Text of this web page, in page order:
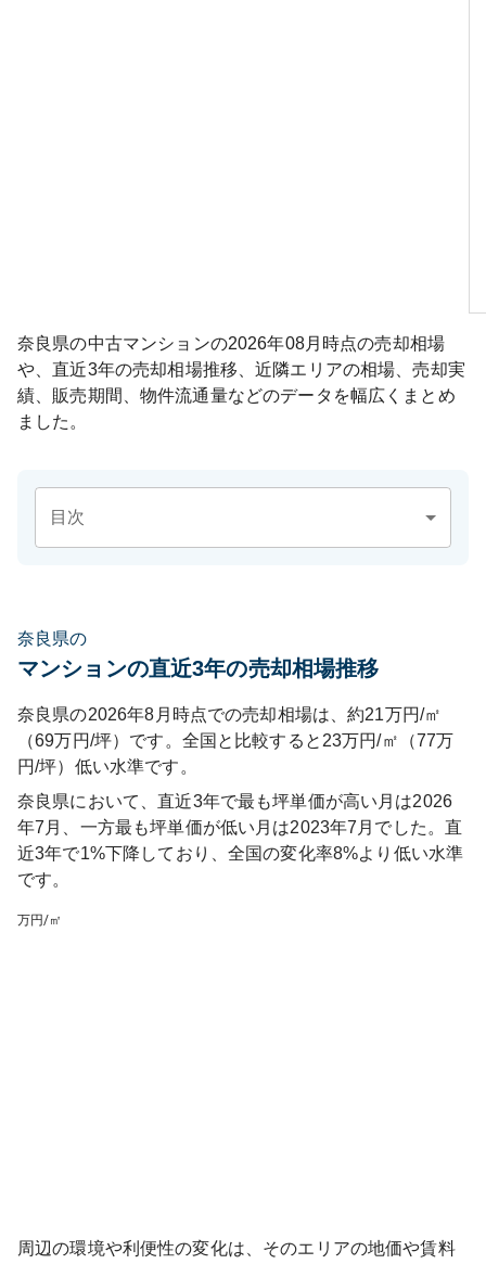
奈良県の中古マンションの2026年08月 時点の売却相場
や、直近3年の売却相場推移、近隣エリアの相場、売却実
績、販売期間、物件流通量などのデータを幅広くまとめ
ました。
目次
奈良県の
マンションの直近3年の売却相場推移
奈良県の2026年8月時点での売却相場は、約21万円/㎡
（69万円/坪）です。全国と比較すると23万円/㎡（77万
円/坪）低い水準です。
奈良県において、直近3年で最も坪単価が高い月は2026
年7月
、一方最も坪単価が低い月は2023年7月 でした。直
近3年で1%下降しており 全国の変化率8%より低い水準
です。
万円/㎡
周辺の環境や利便性の変化は、そのエリアの地価や賃料